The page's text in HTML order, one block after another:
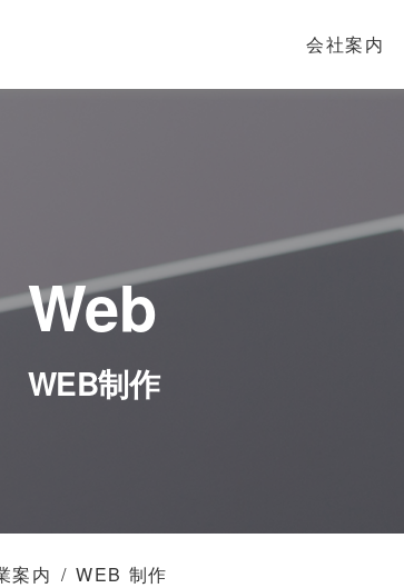
会社案内
Web
WEB制作
案内 WEB 制作